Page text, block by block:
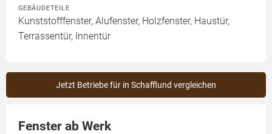
GEBÄUDETEILE
Kunststofffenster, Alufenster, Holzfenster, Haustür,
Terrassentür, Innentür
Jetzt Betriebe für in Schafflund vergleichen
Fenster ab Werk